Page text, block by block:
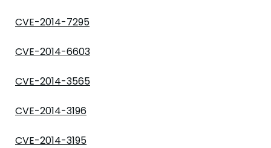
CVE-2014-7295
CVE-2014-6603
CVE-2014-3565
CVE-2014-3196
CVE-2014-3195